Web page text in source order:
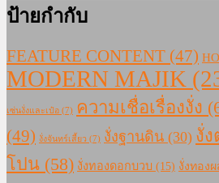
ป้ายกำกับ
FEATURE CONTENT (47)
MODERN MAJIK
เซ่นงั่งและเป๋อ (7) ความเชื่อเรื่องงั่ง
(49) งั่งจันทร์เสี้ยว (7) งั่งฐานดิน (30) งั่
โปน (58) งั่งทองดอกบวบ (15) งั่งทอง